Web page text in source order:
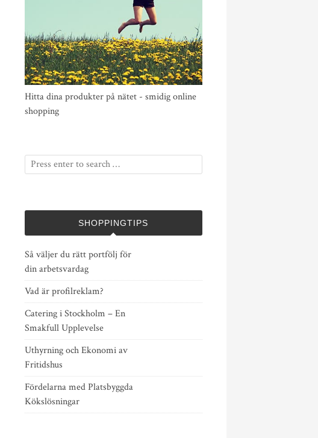
Hitta dina produkter på nätet - smidig online
shopping
SHOPPINGTIPS
Så väljer du rätt portfölj för
din arbetsvardag
Vad är profilreklam?
Catering i Stockholm – En
Smakfull Upplevelse
Uthyrning och Ekonomi av
Fritidshus
Fördelarna med Platsbyggda
Kökslösningar